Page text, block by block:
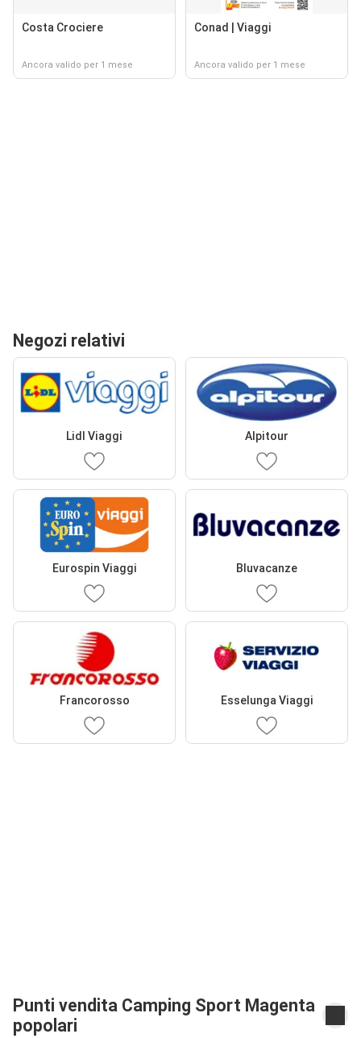
Costa Crociere
Ancora valido per 1 mese
Conad | Viaggi
Ancora valido per 1 mese
Negozi relativi
Lidl Viaggi Alpitour
Eurospin Viaggi Bluvacanze
Francorosso Esselunga Viaggi
Punti vendita Camping Sport Magenta
popolari